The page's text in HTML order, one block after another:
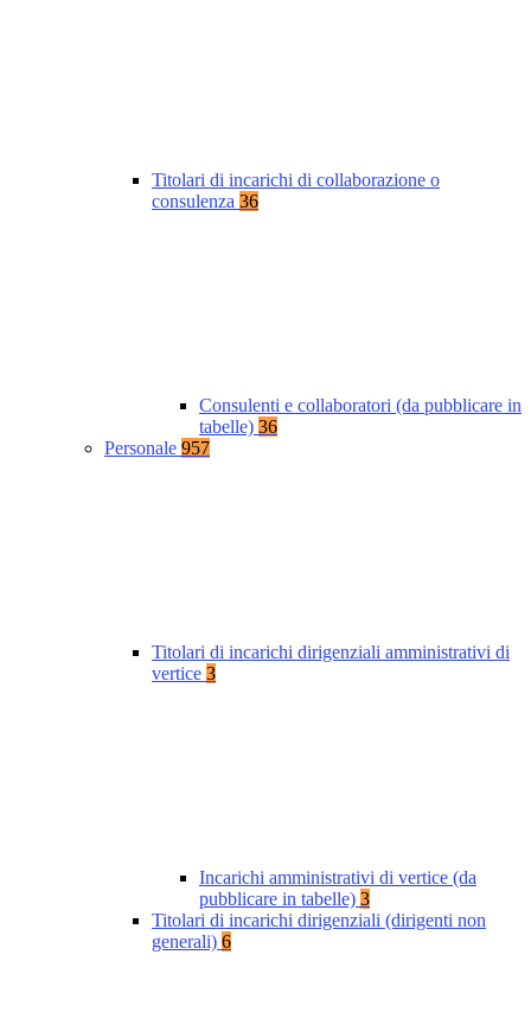
Titolari di incarichi di collaborazione o
consulenza 36
Consulenti e collaboratori (da pubblicare in
tabelle) 36
Personale 957
Titolari di incarichi dirigenziali amministrativi di
vertice 3
Incarichi amministrativi di vertice (da
pubblicare in tabelle) 3
Titolari di incarichi dirigenziali (dirigenti non
generali) 6